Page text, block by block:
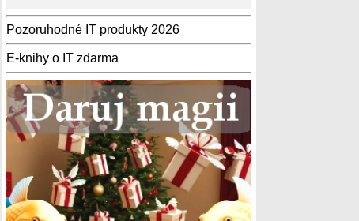
Pozoruhodné IT produkty 2026
E-knihy o IT zdarma